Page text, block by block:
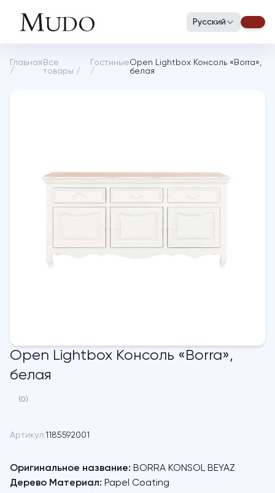
Русский
Главная
/
Все
товары /
Гостиные
/
Open Lightbox Консоль «Borra»,
белая
Open Lightbox Консоль «Borra»,
белая
(0)
Артикул:1185592001
Оригинальное название: BORRA KONSOL BEYAZ
Дерево Материал: Papel Coating